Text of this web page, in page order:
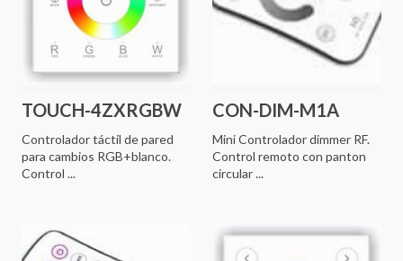
TOUCH-4ZXRGBW
Controlador táctil de pared
para cambios RGB+blanco.
Control ...
CON-DIM-M1A
Mini Controlador dimmer RF.
Control remoto con panton
circular ...